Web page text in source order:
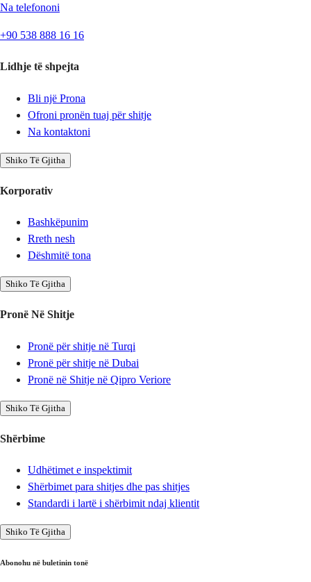
Na telefononi
+90 538 888 16 16
Lidhje të shpejta
Bli një Prona
Ofroni pronën tuaj për shitje
Na kontaktoni
Shiko Të Gjitha
Korporativ
Bashkëpunim
Rreth nesh
Dëshmitë tona
Shiko Të Gjitha
Pronë Në Shitje
Pronë për shitje në Turqi
Pronë për shitje në Dubai
Pronë në Shitje në Qipro Veriore
Shiko Të Gjitha
Shërbime
Udhëtimet e inspektimit
Shërbimet para shitjes dhe pas shitjes
Standardi i lartë i shërbimit ndaj klientit
Shiko Të Gjitha
Abonohu në buletinin tonë